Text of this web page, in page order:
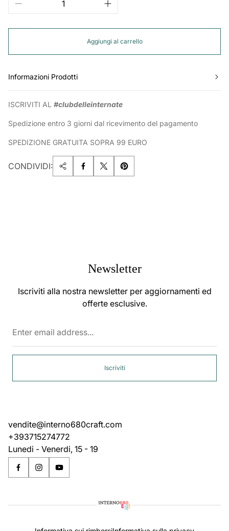
Aggiungi al carrello
Informazioni Prodotti
ISCRIVITI AL #clubdelleinternate
Spedizione entro 3 giorni dal ricevimento del pagamento
SPEDIZIONE GRATUITA SOPRA 99 EURO
CONDIVIDI:
Newsletter
Iscriviti alla nostra newsletter per aggiornamenti ed
offerte esclusive.
Iscriviti
vendite@interno680craft.com
+393715274772
Lunedi - Venerdi, 15 - 19